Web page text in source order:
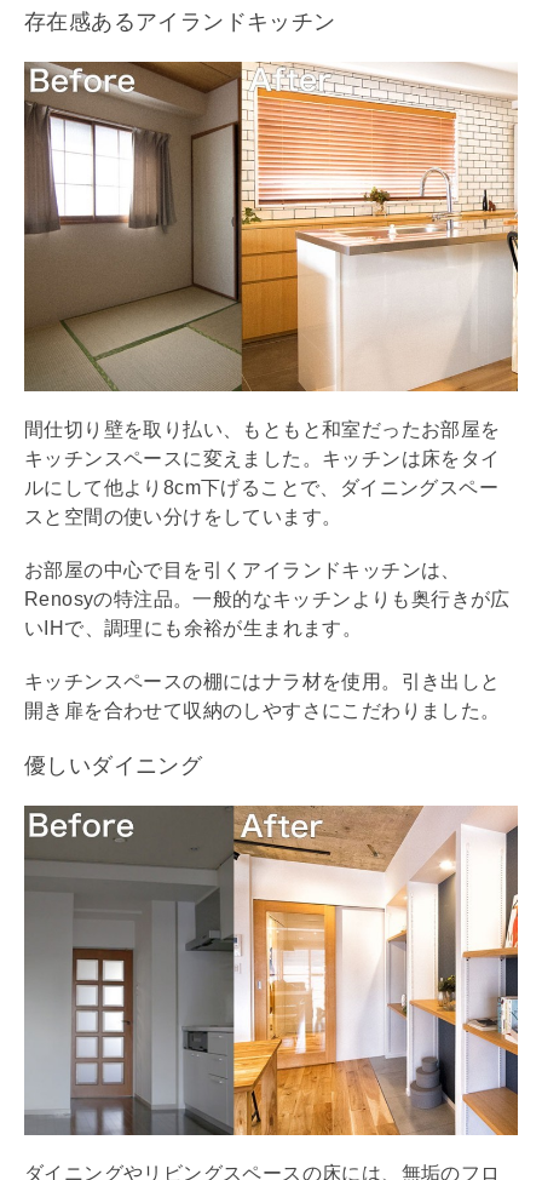
存在感あるアイランドキッチン
間仕切り壁を取り払い、もともと和室だったお部屋を
キッチンスペースに変えました。キッチンは床をタイ
ルにして他より8cm下げることで、ダイニングスペー
スと空間の使い分けをしています。
お部屋の中心で目を引く アイランドキッチンは、
Renosyの特注品。一般的なキッチンよりも奥行きが広
いIHで、調理にも余裕が生まれます。
キッチンスペースの棚にはナラ材を使用。引き出しと
開き扉を合わせて収納のしやすさにこだわりました。
優しいダイニング
ダイニングやリビングスペースの床には、無垢のフロ